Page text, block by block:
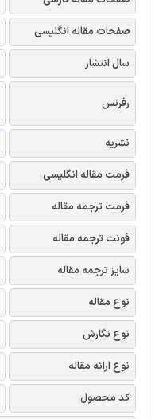
صفحات مقاله انگلیسی
سال انتشار
رفرنس
نشریه
فرمت مقاله انگلیسی
فرمت ترجمه مقاله
فونت ترجمه مقاله
سایز ترجمه مقاله
نوع مقاله
نوع نگارش
نوع ارائه مقاله
کد محصول